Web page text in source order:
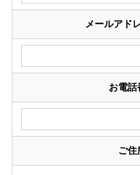
メールアド
お電話
ご住